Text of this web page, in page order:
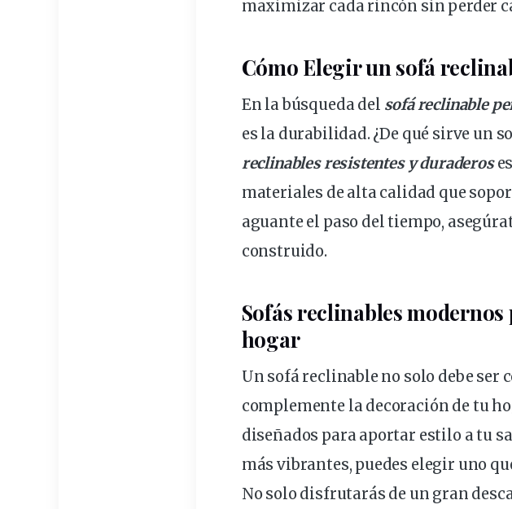
maximizar cada rincón sin perder
Cómo Elegirun sofá
En la búsqueda del sofá reclinable
es la durabilidad. ¿De qué sirve un
reclinables resistentes y duraderos
materiales de alta calidad que
aguante el paso del tiempo,
construido.
Sofás reclinables
hogar
Un sofá reclinable no solo debe ser
complemente la decoración de tu
diseñados para aportar estilo a tu
más vibrantes, puedes elegir uno
No solo disfrutarás de un gran